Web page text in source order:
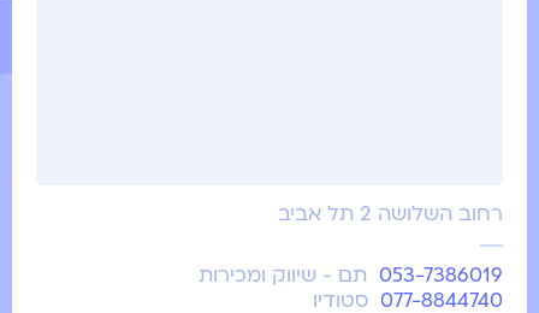
רחוב השלושה 2 תל אביב
053-7386019
תם - שיווק ומכירות
077-8844740
סטודיו